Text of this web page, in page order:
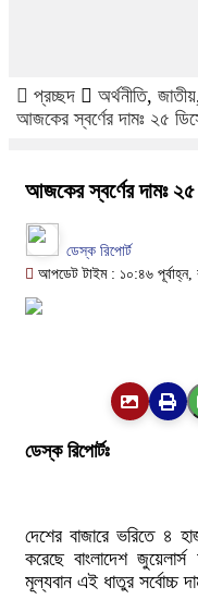
প্রচ্ছদ অর্থনীতি, জাতীয়
আজকের স্বর্ণের দামঃ ২৫
আজকের স্বর্ণের দামঃ
ডেস্ক রিপোর্ট
আপডেট টাইম : ১০:৪৬ পূর্বাহ্ন,
ডেস্ক রিপোর্টঃ
দেশের বাজারে ভরিতে ৪
করেছে বাংলাদেশ
মূল্যবান এই ধাতুর সর্বোচ্চ